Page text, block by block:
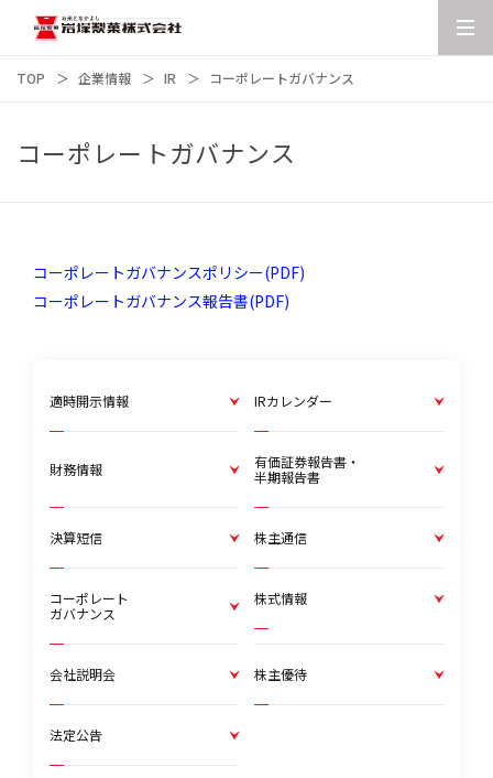
TOP 企業情報 IR コーポレートガバナンス
コーポレートガバナンス
コーポレートガバナンスポリシー(PDF)
コーポレートガバナンス報告書(PDF)
適時開示情報 IRカレンダー
財務情報
有価証券報告書・
半期報告書
決算短信 株主通信
コーポレート
ガバナンス
株式情報
会社説明会 株主優待
法定公告